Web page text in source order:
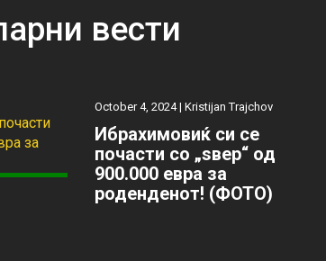
вести
October 4, 2024 | Kristijan Trajchov
Ибрахимовиќ си се
почасти со „ѕвер“ од
900.000 евра за
роденденот! (ФОТО)